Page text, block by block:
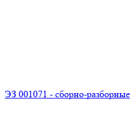
ЭЗ 001071 - сборно-разборные